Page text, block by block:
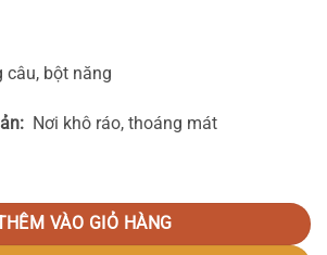
câu, bột năng
Nơi khô ráo, thoáng mát
số lượng
VÀO GIỎ HÀNG